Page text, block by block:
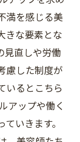
満を感じる美
きな要素とな
見直しや労働
慮した制度が
いるとこちら
アップや働く
いきます。